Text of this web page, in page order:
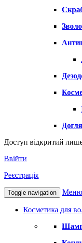
Доступ відкритий
Ввійти
Реєстрація
Toggle navigation Меню
Косметика для